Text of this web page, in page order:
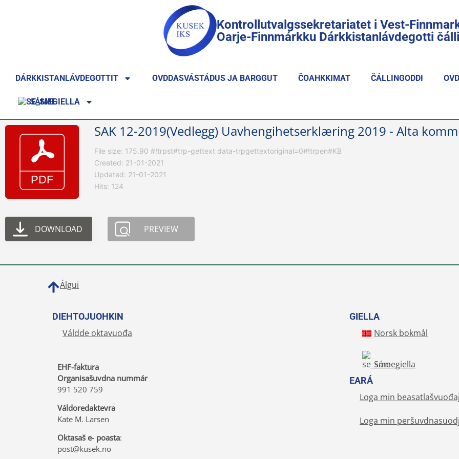
Kontrollutvalgssekretariatet i Vest-
Oarje-Finnmárkku Dárkkistanlávdegotti
DÁRKKISTANLÁVDEGOTTIT OVDDASVÁSTÁDUS JA BARGGUT ČOAHKKIMAT ČÁLLINGODDI
SÁMEGIELLA
SAK 12-2019(Vedlegg) Uavhengihetserklæring 2019 - Alta
File size: 175.90 #!trpst#trp-gettext data-trpgettextoriginal=0#!trpen#KB
Created: 21-01-2021
Updated: 21-01-2021
Hits: 124
DOWNLOAD PREVIEW
Álgui
DIEHTOJUOHKIN
Váldde oktavuođa
EHF-faktura
Organisašuvdna nummár
991 520 759
Váldoredaktevra
Kate M. Larsen
Oktasaš e- poasta:
post@kusek.no
GIELLA
Norsk bokmål
Sámegiella
EARÁ
Loga min
Loga min